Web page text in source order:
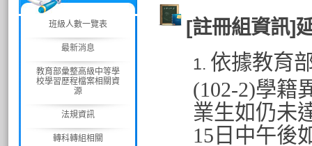
班級人數一覽表
最新消息
教育部彙整高級中等學
校學習歷程檔案相關資
源
法規資訊
轉科轉組相關
[註冊組資訊]
依據教育
(102-2)學籍
業生如仍未
15日中午後